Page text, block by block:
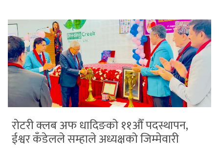
रोटरी क्लब अफ धादिङको ११औँ पदस्थापन,
ईश्वर कँडेलले सम्हाले अध्यक्षको जिम्मेवारी